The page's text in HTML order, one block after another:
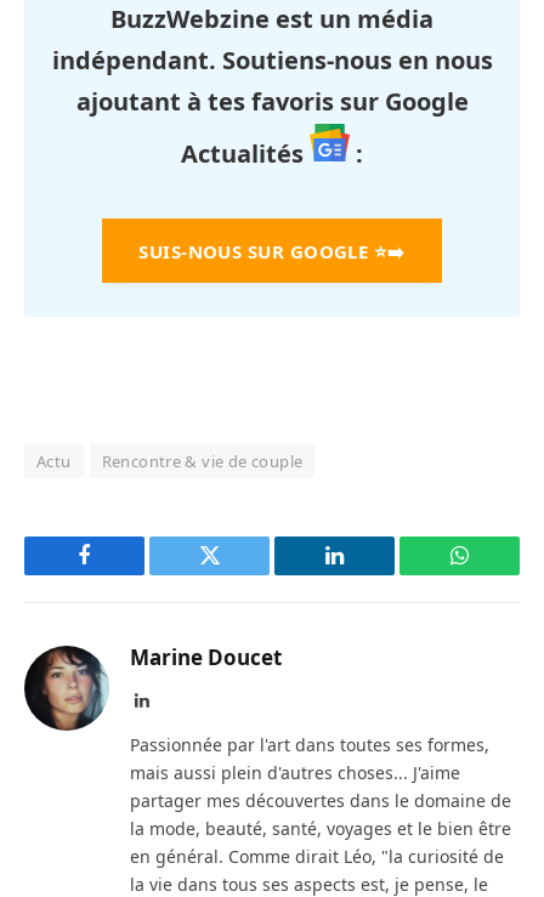
BuzzWebzine est un média
indépendant. Soutiens-nous en nous
ajoutant à tes favoris sur Google
Actualités
:
SUIS-NOUS SUR GOOGLE ⭐➡️
Actu Rencontre & vie de couple
Facebook Twitter LinkedIn
Marine Doucet
LinkedIn
Passionnée par l'art dans toutes ses formes,
mais aussi plein d'autres choses... J'aime
partager mes découvertes dans le domaine de
la mode, beauté, santé, voyages et le bien être
en général. Comme dirait Léo, "la curiosité de
la vie dans tous ses aspects est, je pense, le